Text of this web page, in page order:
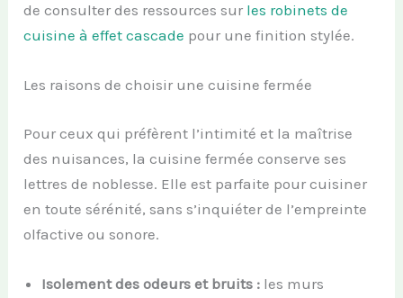
de consulter des ressources sur les robinets de
cuisine à effet cascade pour une finition stylée.
Les raisons de choisir une cuisine fermée
Pour ceux qui préfèrent l’intimité et la maîtrise
des nuisances, la cuisine fermée conserve ses
lettres de noblesse. Elle est parfaite pour cuisiner
en toute sérénité, sans s’inquiéter de l’empreinte
olfactive ou sonore.
Isolement des odeurs et bruits : les murs